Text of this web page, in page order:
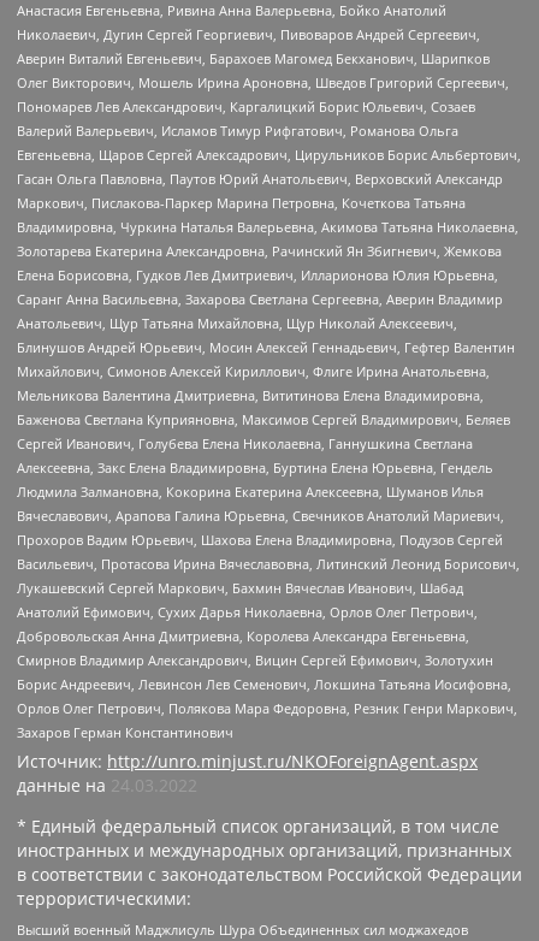
Анастасия Евгеньевна, Ривина Анна Валерьевна, Бойко Анатолий
Николаевич, Дугин Сергей Георгиевич, Пивоваров Андрей Сергеевич,
Аверин Виталий Евгеньевич, Барахоев Магомед Бекханович, Шарипков
Олег Викторович, Мошель Ирина Ароновна, Шведов Григорий Сергеевич,
Пономарев Лев Александрович, Каргалицкий Борис Юльевич, Созаев
Валерий Валерьевич, Исламов Тимур Рифгатович, Романова Ольга
Евгеньевна, Щаров Сергей Алексадрович, Цирульников Борис Альбертович,
Гасан Ольга Павловна, Паутов Юрий Анатольевич, Верховский Александр
Маркович, Пислакова-Паркер Марина Петровна, Кочеткова Татьяна
Владимировна, Чуркина Наталья Валерьевна, Акимова Татьяна Николаевна,
Золотарева Екатерина Александровна, Рачинский Ян Збигневич, Жемкова
Елена Борисовна, Гудков Лев Дмитриевич, Илларионова Юлия Юрьевна,
Саранг Анна Васильевна, Захарова Светлана Сергеевна, Аверин Владимир
Анатольевич, Щур Татьяна Михайловна, Щур Николай Алексеевич,
Блинушов Андрей Юрьевич, Мосин Алексей Геннадьевич, Гефтер Валентин
Михайлович, Симонов Алексей Кириллович, Флиге Ирина Анатольевна,
Мельникова Валентина Дмитриевна, Вититинова Елена Владимировна,
Баженова Светлана Куприяновна, Максимов Сергей Владимирович, Беляев
Сергей Иванович, Голубева Елена Николаевна, Ганнушкина Светлана
Алексеевна, Закс Елена Владимировна, Буртина Елена Юрьевна, Гендель
Людмила Залмановна, Кокорина Екатерина Алексеевна, Шуманов Илья
Вячеславович, Арапова Галина Юрьевна, Свечников Анатолий Мариевич,
Прохоров Вадим Юрьевич, Шахова Елена Владимировна, Подузов Сергей
Васильевич, Протасова Ирина Вячеславовна, Литинский Леонид Борисович,
Лукашевский Сергей Маркович, Бахмин Вячеслав Иванович, Шабад
Анатолий Ефимович, Сухих Дарья Николаевна, Орлов Олег Петрович,
Добровольская Анна Дмитриевна, Королева Александра Евгеньевна,
Смирнов Владимир Александрович, Вицин Сергей Ефимович, Золотухин
Борис Андреевич, Левинсон Лев Семенович, Локшина Татьяна Иосифовна,
Орлов Олег Петрович, Полякова Мара Федоровна, Резник Генри Маркович,
Захаров Герман Константинович
Источник: http://unro.minjust.ru/NKOForeignAgent.aspx
данные на 24.03.2022
* Единый федеральный список организаций, в том числе
иностранных и международных организаций, признанных
в соответствии с законодательством Российской Федерации
террористическими:
Высший военный Маджлисуль Шура Объединенных сил моджахедов